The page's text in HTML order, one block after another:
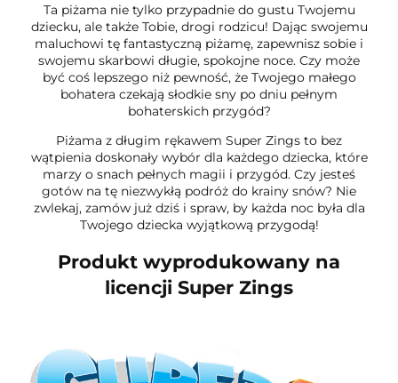
Ta piżama nie tylko przypadnie do gustu Twojemu
dziecku, ale także Tobie, drogi rodzicu! Dając swojemu
maluchowi tę fantastyczną piżamę, zapewnisz sobie i
swojemu skarbowi długie, spokojne noce. Czy może
być coś lepszego niż pewność, że Twojego małego
bohatera czekają słodkie sny po dniu pełnym
bohaterskich przygód?
Piżama z długim rękawem Super Zings to bez
wątpienia doskonały wybór dla każdego dziecka, które
marzy o snach pełnych magii i przygód. Czy jesteś
gotów na tę niezwykłą podróż do krainy snów? Nie
zwlekaj, zamów już dziś i spraw, by każda noc była dla
Twojego dziecka wyjątkową przygodą!
Produkt wyprodukowany na
licencji Super Zings